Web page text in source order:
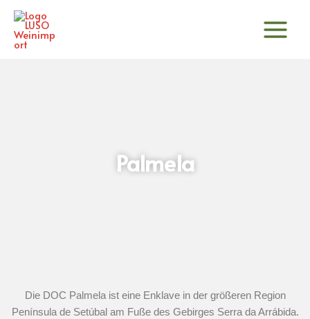
Zum
Inhalt
springen
Palmela
Die DOC Palmela ist eine Enklave in der größeren Region
Península de Setúbal am Fuße des Gebirges Serra da Arrábida.